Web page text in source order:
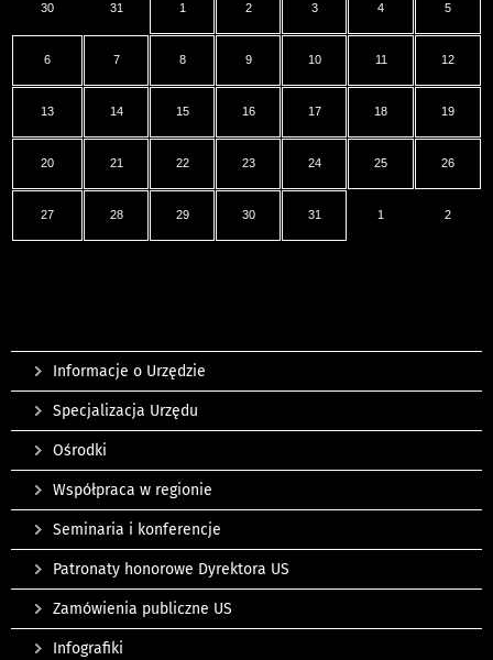
30 31 1 2 3 4 5
6 7 8 9 10 11 12
13 14 15 16 17 18 19
20 21 22 23 24 25 26
27 28 29 30 31 1 2
Informacje o Urzędzie
Specjalizacja Urzędu
Ośrodki
Współpraca w regionie
Seminaria i konferencje
Patronaty honorowe Dyrektora US
Zamówienia publiczne US
Infografiki